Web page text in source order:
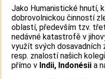
Jako Humanistické hnutí,
dobrovolnickou činností
oblastí, především tzv.
nedávné katastrofě v
využít svých dosavadních
resp. znalostí našich
přímo v Indii, Indonésii a